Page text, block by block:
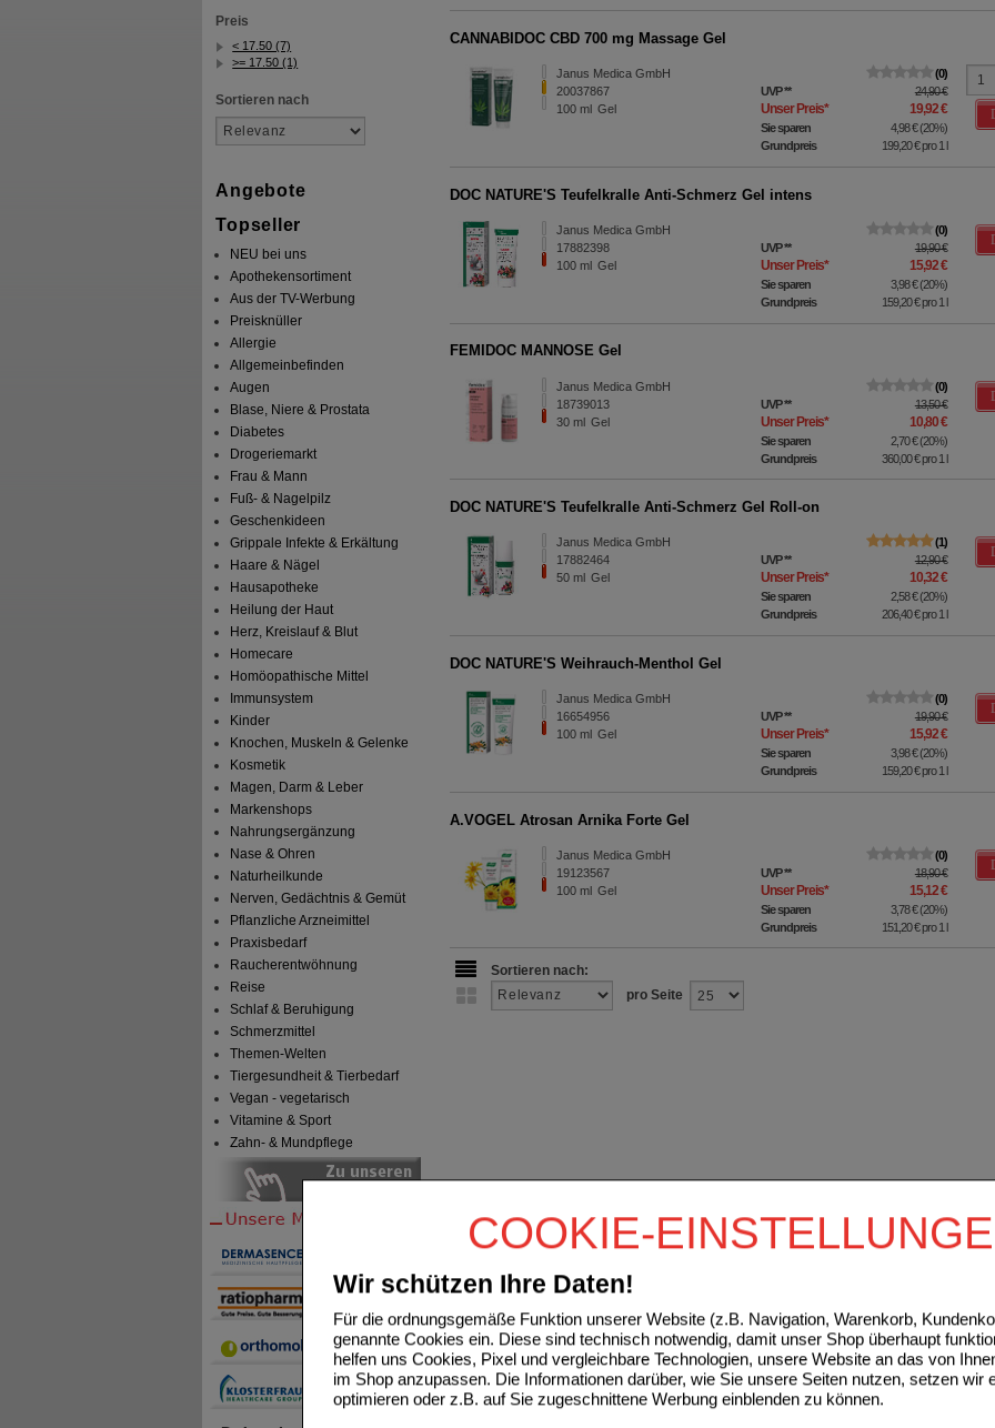
COOKIE-
Wir schützen Ihre Daten!
Für die ordnungsgemäße Funktion unserer Website (z.B. Navigation, Warenkorb,
genannte Cookies ein. Diese sind technisch notwendig, damit unser Shop überhaupt
helfen uns Cookies, Pixel und vergleichbare Technologien, unsere Website an das von
im Shop anzupassen. Die Informationen darüber, wie Sie unsere Seiten nutzen, setzen wir
optimieren oder z.B. auf Sie zugeschnittene Werbung einblenden zu können.
Preis
< 17.50 (7)
>= 17.50 (1)
Sortieren nach
Angebote
Topseller
NEU bei uns
Apothekensortiment
Aus der TV-Werbung
Preisknüller
Allergie
Allgemeinbefinden
Augen
Blase, Niere & Prostata
Diabetes
Drogeriemarkt
Frau & Mann
Fuß- & Nagelpilz
Geschenkideen
Grippale Infekte & Erkältung
Haare & Nägel
Hausapotheke
Heilung der Haut
Herz, Kreislauf & Blut
Homecare
Homöopathische Mittel
Immunsystem
Kinder
Knochen, Muskeln & Gelenke
Kosmetik
Magen, Darm & Leber
Markenshops
Nahrungsergänzung
Nase & Ohren
Naturheilkunde
Nerven, Gedächtnis & Gemüt
Pflanzliche Arzneimittel
Praxisbedarf
Raucherentwöhnung
Reise
Schlaf & Beruhigung
Schmerzmittel
Themen-Welten
Tiergesundheit & Tierbedarf
Vegan - vegetarisch
Vitamine & Sport
Zahn- & Mundpflege
CANNABIDOC CBD 700 mg Massage Gel
Janus Medica GmbH
20037867
100 ml Gel
0
UVP** 24,90 €
Unser Preis* 19,92 €
Sie sparen 4,98 €(20%)
Grundpreis
199,20 €pro 1 l
DOC NATURE'S Teufelkralle Anti-Schmerz Gel intens
Janus Medica GmbH
17882398
100 ml Gel
0
UVP** 19,90 €
Unser Preis* 15,92 €
Sie sparen 3,98 €(20%)
Grundpreis
159,20 €pro 1 l
FEMIDOC MANNOSE Gel
Janus Medica GmbH
18739013
30 ml Gel
0
UVP** 13,50 €
Unser Preis* 10,80 €
Sie sparen 2,70 €(20%)
Grundpreis
360,00 €pro 1 l
DOC NATURE'S Teufelkralle Anti-Schmerz Gel Roll-on
Janus Medica GmbH
17882464
50 ml Gel
1
UVP** 12,90 €
Unser Preis* 10,32 €
Sie sparen 2,58 €(20%)
Grundpreis
206,40 €pro 1 l
DOC NATURE'S Weihrauch-Menthol Gel
Janus Medica GmbH
16654956
100 ml Gel
0
UVP** 19,90 €
Unser Preis* 15,92 €
Sie sparen 3,98 €(20%)
Grundpreis
159,20 €pro 1 l
A.VOGEL Atrosan Arnika Forte Gel
Janus Medica GmbH
19123567
100 ml Gel
0
UVP** 18,90 €
Unser Preis* 15,12 €
Sie sparen 3,78 €(20%)
Grundpreis
151,20 €pro 1 l
Sortieren nach:
pro Seite